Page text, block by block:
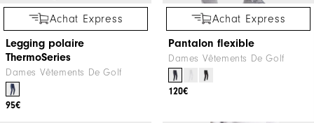
Achat Express
Legging polaire
ThermoSeries
Dames Vêtements De Golf
95€
Achat Express
Pantalon flexible
Dames Vêtements De Golf
120€